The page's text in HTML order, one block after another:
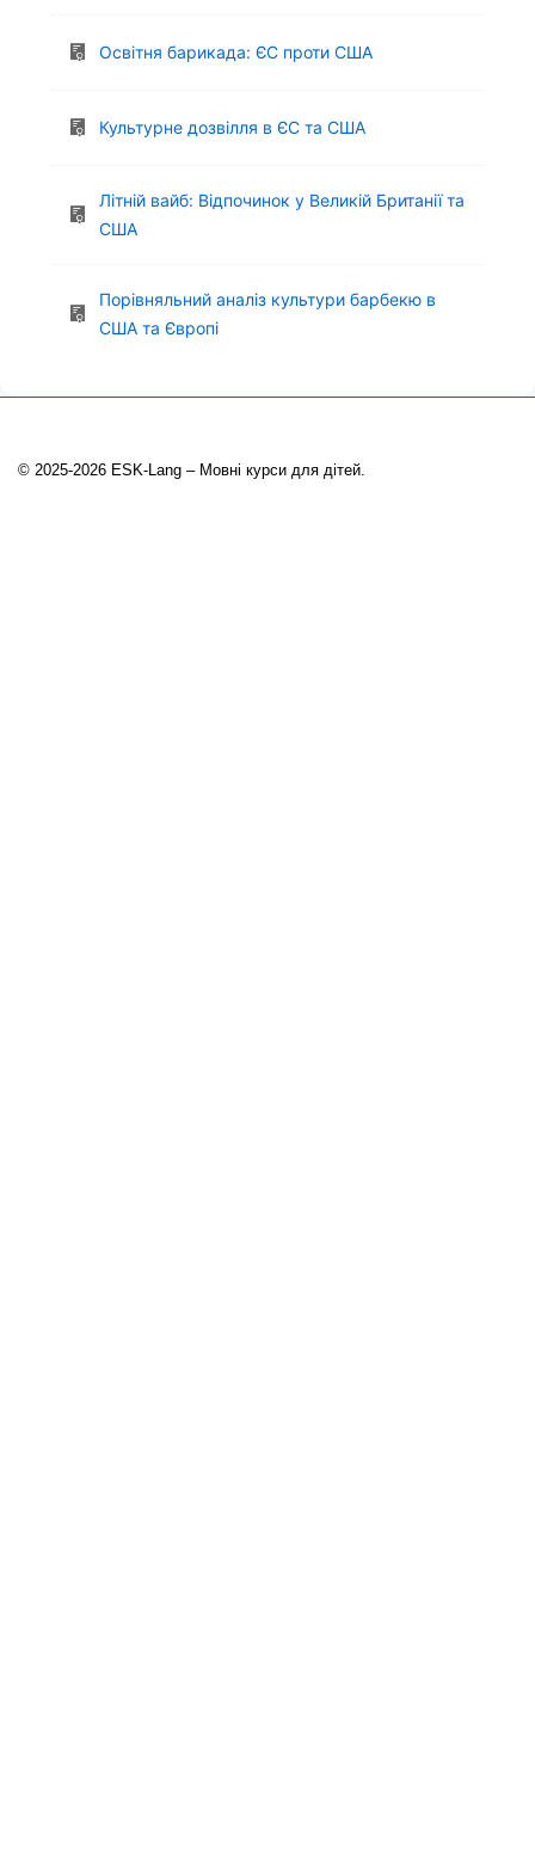
Освітня барикада: ЄС проти США
Культурне дозвілля в ЄС та США
Літній вайб: Відпочинок у Великій Британії та
США
Порівняльний аналіз культури барбекю в
США та Європі
© 2025-2026 ESK-Lang – Мовні курси для дітей.